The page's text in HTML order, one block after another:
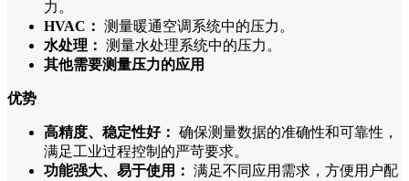
力。
HVAC： 测量暖通空调系统中的压力。
水处理： 测量水处理系统中的压力。
其他需要测量压力的应用
优势
高精度、稳定性好： 确保测量数据的准确性和可靠性，
满足工业过程控制的严苛要求。
功能强大、易于使用： 满足不同应用需求，方便用户配